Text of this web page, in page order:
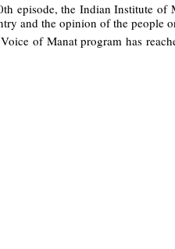
episode, the Indian Institute
and the opinion of the people
of Manat program has